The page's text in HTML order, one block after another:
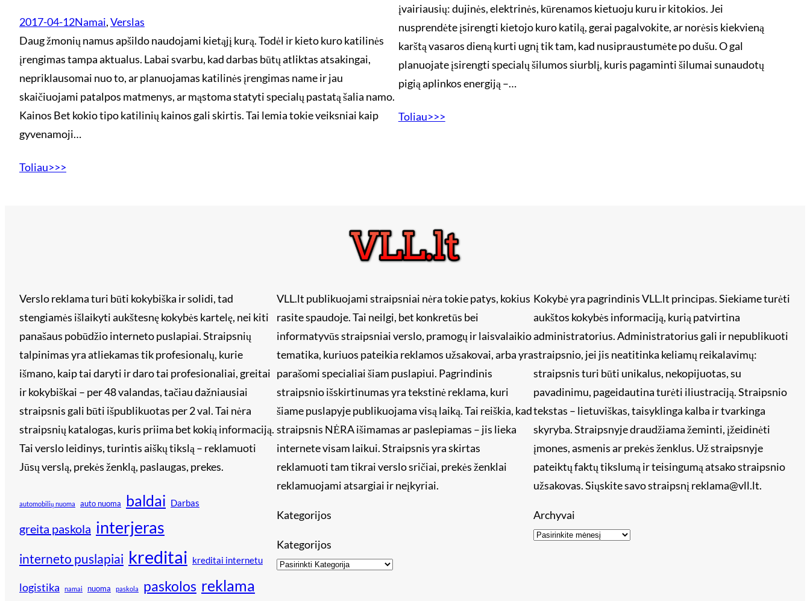
2017-04-12Namai, Verslas
Daug žmonių namus apšildo naudojami kietąjį kurą. Todėl ir kieto kuro katilinės
įrengimas tampa aktualus. Labai svarbu, kad darbas būtų atliktas atsakingai,
nepriklausomai nuo to, ar planuojamas katilinės įrengimas name ir jau
skaičiuojami patalpos matmenys, ar mąstoma statyti specialų pastatą šalia namo.
Kainos Bet kokio tipo katilinių kainos gali skirtis. Tai lemia tokie veiksniai kaip
gyvenamoji…
Toliau>>>
įvairiausių: dujinės, elektrinės, kūrenamos kietuoju kuru ir kitokios. Jei
nusprendėte įsirengti kietojo kuro katilą, gerai pagalvokite, ar norėsis kiekvieną
karštą vasaros dieną kurti ugnį tik tam, kad nusipraustumėte po dušu. O gal
planuojate įsirengti specialų šilumos siurblį, kuris pagaminti šilumai sunaudotų
pigią aplinkos energiją –…
Toliau>>>
Verslo reklama turi būti kokybiška ir solidi, tad
stengiamės išlaikyti aukštesnę kokybės kartelę, nei kiti
panašaus pobūdžio interneto puslapiai. Straipsnių
talpinimas yra atliekamas tik profesionalų, kurie
išmano, kaip tai daryti ir daro tai profesionaliai, greitai
ir kokybiškai – per 48 valandas, tačiau dažniausiai
straipsnis gali būti išpublikuotas per 2 val. Tai nėra
straipsnių katalogas, kuris priima bet kokią informaciją.
Tai verslo leidinys, turintis aiškų tikslą – reklamuoti
Jūsų verslą, prekės ženklą, paslaugas, prekes.
automobilių nuoma auto nuoma baldai Darbas
greita paskola interjeras
interneto puslapiai kreditai kreditai internetu
logistika namai nuoma paskola paskolos reklama
VLL.lt publikuojami straipsniai nėra tokie patys, kokius
rasite spaudoje. Tai neilgi, bet konkretūs bei
informatyvūs straipsniai verslo, pramogų ir laisvalaikio
tematika, kuriuos pateikia reklamos užsakovai, arba yra
parašomi specialiai šiam puslapiui. Pagrindinis
straipsnio išskirtinumas yra tekstinė reklama, kuri
šiame puslapyje publikuojama visą laiką. Tai reiškia, kad
straipsnis NĖRA išimamas ar paslepiamas – jis lieka
internete visam laikui. Straipsnis yra skirtas
reklamuoti tam tikrai verslo sričiai, prekės ženklai
reklamuojami atsargiai ir neįkyriai.
Kategorijos
Kategorijos
Kokybė yra pagrindinis VLL.lt principas. Siekiame turėti
aukštos kokybės informaciją, kurią patvirtina
administratorius. Administratorius gali ir nepublikuoti
straipsnio, jei jis neatitinka keliamų reikalavimų:
straipsnis turi būti unikalus, nekopijuotas, su
pavadinimu, pageidautina turėti iliustraciją. Straipsnio
tekstas – lietuviškas, taisyklinga kalba ir tvarkinga
skyryba. Straipsnyje draudžiama žeminti, įžeidinėti
įmones, asmenis ar prekės ženklus. Už straipsnyje
pateiktų faktų tikslumą ir teisingumą atsako straipsnio
užsakovas. Siųskite savo straipsnį reklama@vll.lt.
Archyvai